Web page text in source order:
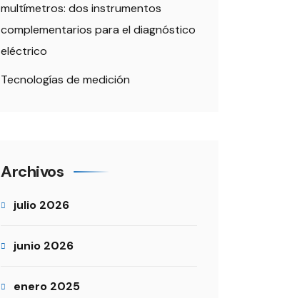
multímetros: dos instrumentos
complementarios para el diagnóstico
eléctrico
Tecnologías de medición
Archivos
julio 2026
junio 2026
enero 2025